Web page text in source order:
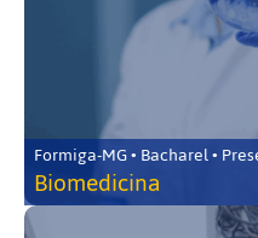
Formiga-MG • Bacharel •
Biomedicina